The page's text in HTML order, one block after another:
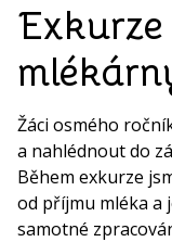
Exkurze
Žáci osmého
a nahlédnout do
Během exkurze
od příjmu mléka a
samotné